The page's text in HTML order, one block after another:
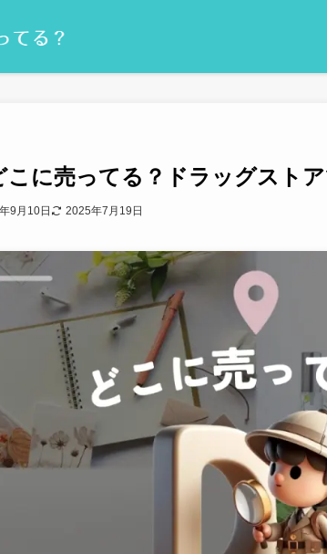
こに売ってる？ドラッグスト
9月10日 2025年7月19日